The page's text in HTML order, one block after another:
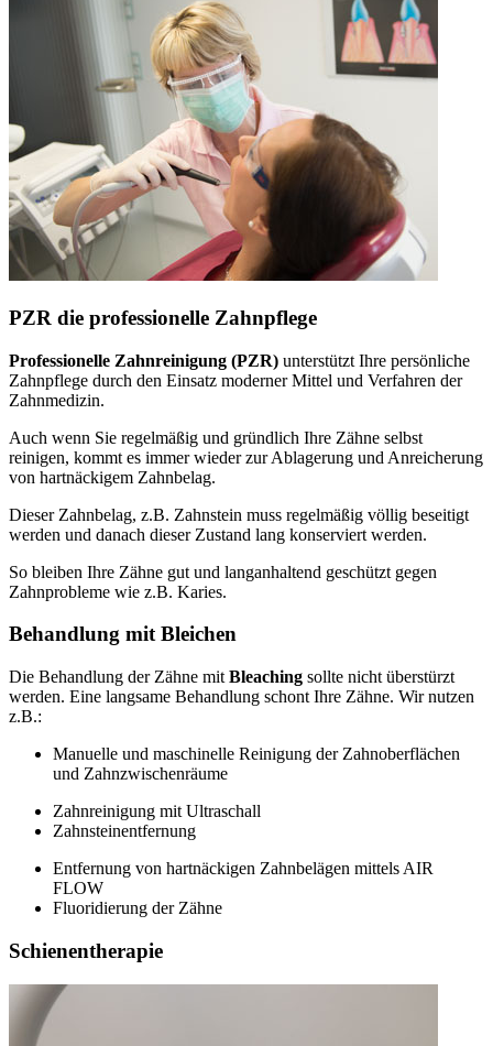
PZR die professionelle Zahnpflege
Professionelle Zahnreinigung (PZR) unterstützt Ihre persönliche
Zahnpflege durch den Einsatz moderner Mittel und Verfahren der
Zahnmedizin.
Auch wenn Sie regelmäßig und gründlich Ihre Zähne selbst
reinigen, kommt es immer wieder zur Ablagerung und Anreicherung
von hartnäckigem Zahnbelag.
Dieser Zahnbelag, z.B. Zahnstein muss regelmäßig völlig beseitigt
werden und danach dieser Zustand lang konserviert werden.
So bleiben Ihre Zähne gut und langanhaltend geschützt gegen
Zahnprobleme wie z.B. Karies.
Behandlung mit Bleichen
Die Behandlung der Zähne mit Bleaching sollte nicht überstürzt
werden. Eine langsame Behandlung schont Ihre Zähne. Wir nutzen
z.B.:
Manuelle und maschinelle Reinigung der Zahnoberflächen
und Zahnzwischenräume
Zahnreinigung mit Ultraschall
Zahnsteinentfernung
Entfernung von hartnäckigen Zahnbelägen mittels AIR
FLOW
Fluoridierung der Zähne
Schienentherapie